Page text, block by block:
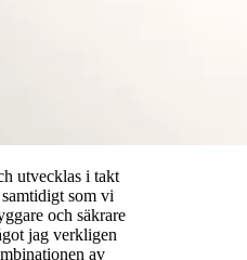
utvecklas i takt
som vi
och säkrare
jag verkligen
av